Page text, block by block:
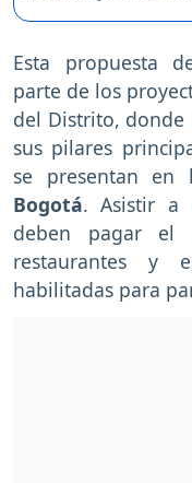
Esta propuesta
parte de los
del Distrito, donde
sus pilares
se presentan en
Bogotá. Asistir a
deben pagar el
restaurantes y
habilitadas para